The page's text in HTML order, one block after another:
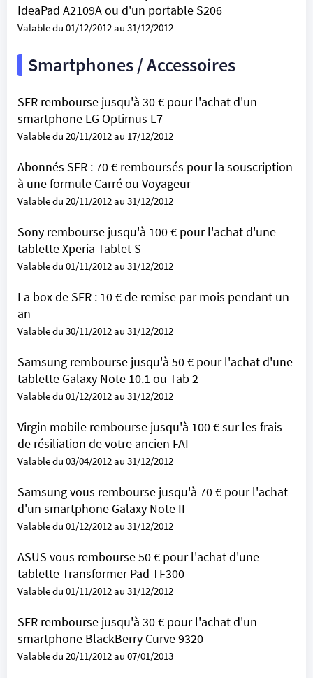
IdeaPad A2109A ou d'un portable S206
Valable du 01/12/2012 au 31/12/2012
Smartphones / Accessoires
SFR rembourse jusqu'à 30 € pour l'achat d'un
smartphone LG Optimus L7
Valable du 20/11/2012 au 17/12/2012
Abonnés SFR : 70 € remboursés pour la souscription
à une formule Carré ou Voyageur
Valable du 20/11/2012 au 31/12/2012
Sony rembourse jusqu'à 100 € pour l'achat d'une
tablette Xperia Tablet S
Valable du 01/11/2012 au 31/12/2012
La box de SFR : 10 € de remise par mois pendant un
an
Valable du 30/11/2012 au 31/12/2012
Samsung rembourse jusqu'à 50 € pour l'achat d'une
tablette Galaxy Note 10.1 ou Tab 2
Valable du 01/12/2012 au 31/12/2012
Virgin mobile rembourse jusqu'à 100 € sur les frais
de résiliation de votre ancien FAI
Valable du 03/04/2012 au 31/12/2012
Samsung vous rembourse jusqu'à 70 € pour l'achat
d'un smartphone Galaxy Note II
Valable du 01/12/2012 au 31/12/2012
ASUS vous rembourse 50 € pour l'achat d'une
tablette Transformer Pad TF300
Valable du 01/11/2012 au 31/12/2012
SFR rembourse jusqu'à 30 € pour l'achat d'un
smartphone BlackBerry Curve 9320
Valable du 20/11/2012 au 07/01/2013